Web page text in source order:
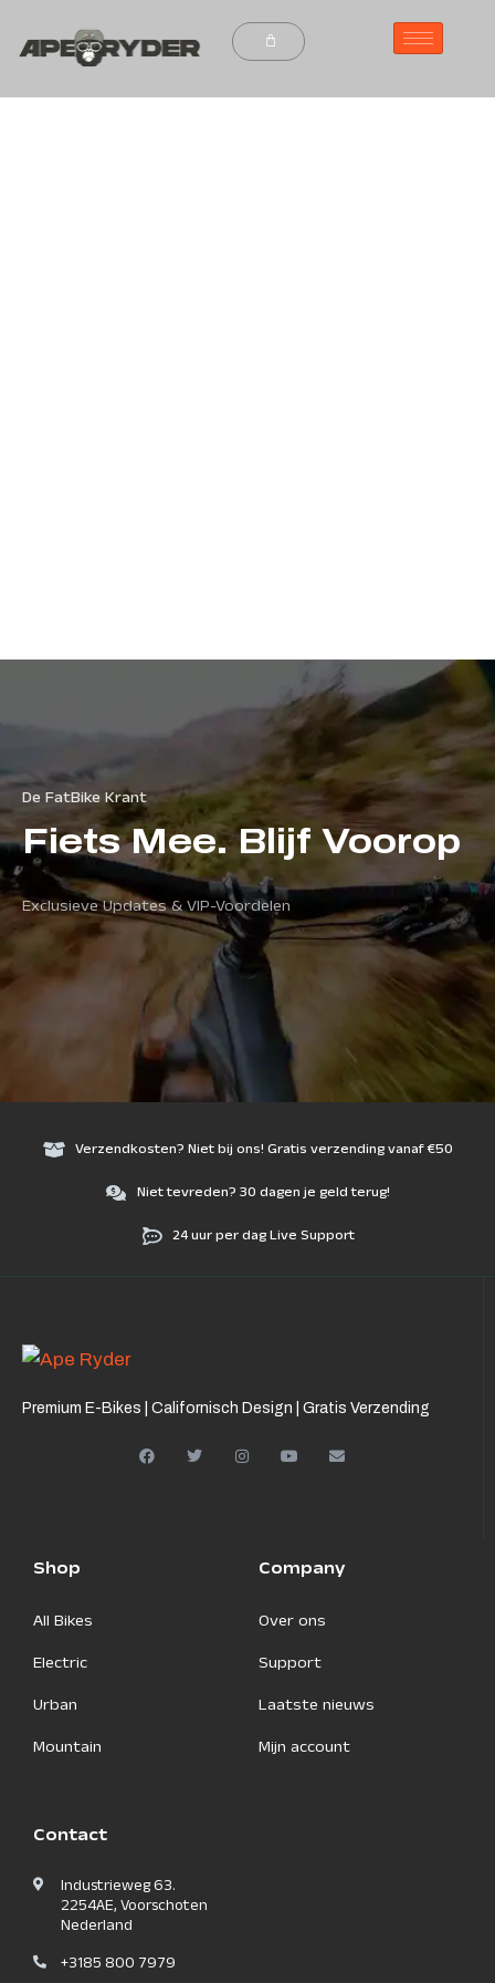
De FatBike Krant
Fiets Mee. Blijf Voorop
Exclusieve Updates & VIP-Voordelen
Verzendkosten? Niet bij ons! Gratis verzending vanaf €50
Niet tevreden? 30 dagen je geld terug!
24 uur per dag Live Support
Premium E-Bikes | Californisch Design | Gratis Verzending
Shop
All Bikes
Electric
Urban
Mountain
Company
Over ons
Support
Laatste nieuws
Mijn account
Contact
Industrieweg 63.
2254AE, Voorschoten
Nederland
+3185 800 7979